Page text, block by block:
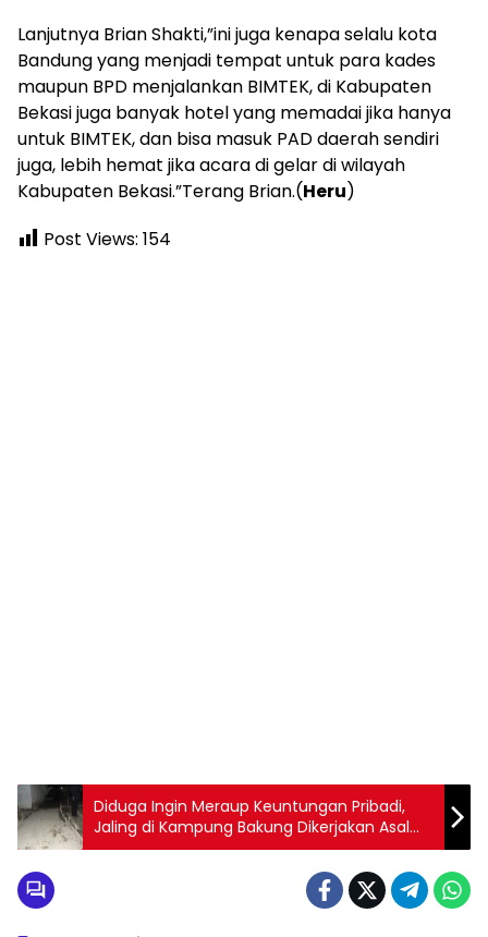
Lanjutnya Brian Shakti,”ini juga kenapa selalu kota
Bandung yang menjadi tempat untuk para kades
maupun BPD menjalankan BIMTEK, di Kabupaten
Bekasi juga banyak hotel yang memadai jika hanya
untuk BIMTEK, dan bisa masuk PAD daerah sendiri
juga, lebih hemat jika acara di gelar di wilayah
Kabupaten Bekasi.”Terang Brian.(Heru)
Post Views: 154
Diduga Ingin Meraup Keuntungan Pribadi,
Jaling di Kampung Bakung Dikerjakan Asal
Jadi